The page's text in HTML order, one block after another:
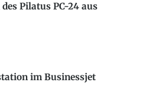
Pilatus PC-24 aus
im Businessjet